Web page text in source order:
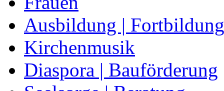
Ausbildung | Fortbildung
Kirchenmusik
Diaspora | Bauförderung